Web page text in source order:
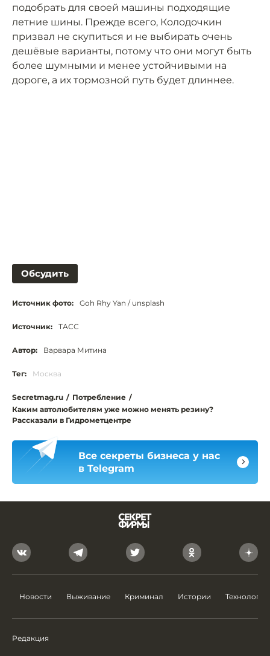
подобрать для своей машины подходящие
летние шины. Прежде всего, Колодочкин
призвал не скупиться и не выбирать очень
дешёвые варианты, потому что они могут быть
более шумными и менее устойчивыми на
дороге, а их тормозной путь будет длиннее.
Обсудить
Источник фото: Goh Rhy Yan / unsplash
Источник: ТАСС
Автор: Варвара Митина
Тег: Москва
Secretmag.ru / Потребление /
Каким автолюбителям уже можно менять резину?
Рассказали в Гидрометцентре
Все секреты бизнеса у нас
в Telegram
Новости Выживание Криминал Истории Технологии
Редакция